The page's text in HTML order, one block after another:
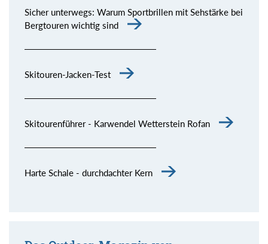
Sicher unterwegs: Warum Sportbrillen mit Sehstärke bei
Bergtouren wichtig sind
Skitouren-Jacken-Test
Skitourenführer - Karwendel Wetterstein Rofan
Harte Schale - durchdachter Kern